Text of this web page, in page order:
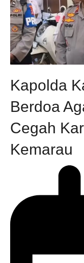
Kapolda
Berdoa
Cegah
Kemarau